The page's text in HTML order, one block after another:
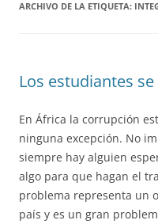
ARCHIVO DE LA ETIQUETA:
Los estudiantes
En África la corrupción
ninguna excepción. No
siempre hay alguien
algo para que hagan el
problema representa un
país y es un gran